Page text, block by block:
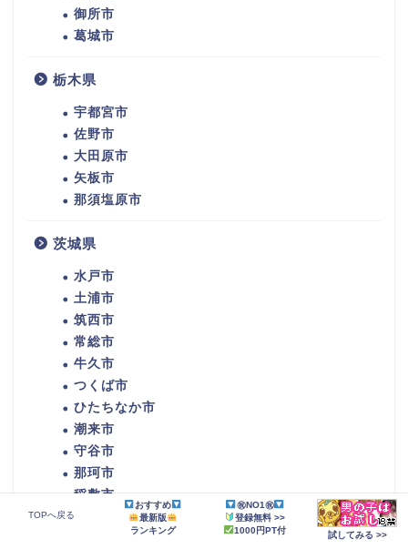
御所市
葛城市
栃木県
宇都宮市
佐野市
大田原市
矢板市
那須塩原市
茨城県
水戸市
土浦市
筑西市
常総市
牛久市
つくば市
ひたちなか市
潮来市
守谷市
那珂市
稲敷市
かすみがうら市
TOPへ戻る
おすすめ
最新版
ランキング
㊗NO1㊗
登録無料 >>
1000円PT付
試してみる >>